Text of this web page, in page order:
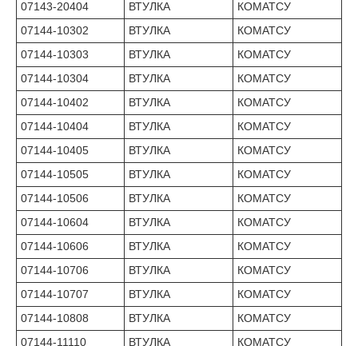
07143-20404
ВТУЛКА
КОМАТСУ
07144-10302
ВТУЛКА
КОМАТСУ
07144-10303
ВТУЛКА
КОМАТСУ
07144-10304
ВТУЛКА
КОМАТСУ
07144-10402
ВТУЛКА
КОМАТСУ
07144-10404
ВТУЛКА
КОМАТСУ
07144-10405
ВТУЛКА
КОМАТСУ
07144-10505
ВТУЛКА
КОМАТСУ
07144-10506
ВТУЛКА
КОМАТСУ
07144-10604
ВТУЛКА
КОМАТСУ
07144-10606
ВТУЛКА
КОМАТСУ
07144-10706
ВТУЛКА
КОМАТСУ
07144-10707
ВТУЛКА
КОМАТСУ
07144-10808
ВТУЛКА
КОМАТСУ
07144-11110
ВТУЛКА КОМАТСУ